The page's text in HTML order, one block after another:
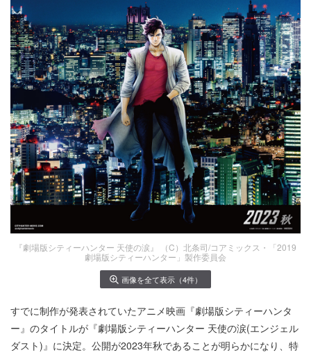
『劇場版シティーハンター 天使の涙』 （C）北条司/コアミックス・「2019
劇場版シティーハンター」製作委員会
画像を全て表示（4件）
すでに制作が発表されていたアニメ映画『劇場版シティーハンタ
ー』のタイトルが『劇場版シティーハンター 天使の涙(エンジェル
ダスト)』に決定。公開が2023年秋であることが明らかになり、特